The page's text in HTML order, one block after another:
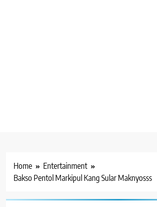
Home
Entertainment
Bakso Pentol Markipul Kang Sular Maknyosss